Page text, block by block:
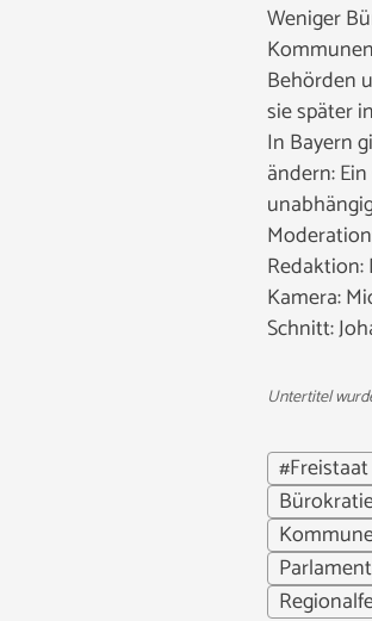
Weniger
Behörden
sie später
In Bayern
ändern:
Redaktion:
Kamera:
Schnitt:
Untertitel
#Freistaat
Parlament